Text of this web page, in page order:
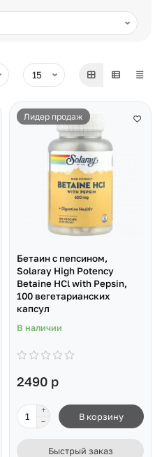
Лидер продаж
Бетаин с пепсином,
Solaray High Potency
Betaine HCl with Pepsin,
100 вегетарианских
капсул
В наличии
2490 р
В корзину
Быстрый заказ